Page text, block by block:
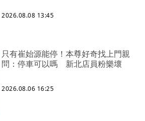
2026.08.08 13:45
只有崔始源能停！本尊好奇找上門親
問：停車可以嗎 新北店員粉樂壞
2026.08.06 16:25